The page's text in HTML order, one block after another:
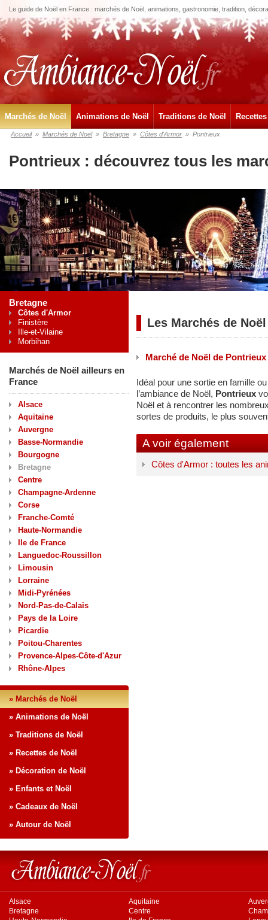
Le guide de Noël en France : marchés de Noël, animations, gastronomie, tradition,
Marchés de Noël Animations de Noël Traditions de Noël
Accueil » Marchés de Noël » Bretagne » Côtes d'Armor » Pontrieux
Pontrieux : découvrez tous les
Bretagne
Côtes d'Armor
Finistère
Ille-et-Vilaine
Morbihan
Marchés de Noël ailleurs en
France
Alsace
Aquitaine
Auvergne
Basse-Normandie
Bourgogne
Bretagne
Centre
Champagne-Ardenne
Corse
Franche-Comté
Haute-Normandie
Ile de France
Languedoc-Roussillon
Limousin
Lorraine
Midi-Pyrénées
Nord-Pas-de-Calais
Pays de la Loire
Picardie
Poitou-Charentes
Provence-Alpes-Côte-d'Azur
Rhône-Alpes
» Marchés de Noël
» Animations de Noël
» Traditions de Noël
» Recettes de Noël
» Décoration de Noël
» Enfants et Noël
» Cadeaux de Noël
» Autour de Noël
Les Marchés de
Marché de Noël de Pontrieux
Idéal pour une sortie en famille
l’ambiance de Noël, Pontrieux
Noël et à rencontrer les
sortes de produits, le plus
A voir également
Côtes d'Armor : toutes les
Alsace Aquitaine
Bretagne
Centre